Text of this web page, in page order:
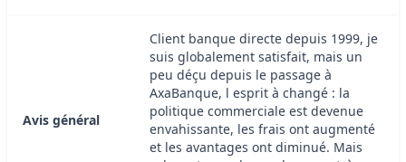
Avis général
Client banque directe depuis 1999, je
suis globalement satisfait, mais un
peu déçu depuis le passage à
AxaBanque, l esprit à changé : la
politique commerciale est devenue
envahissante, les frais ont augmenté
et les avantages ont diminué. Mais